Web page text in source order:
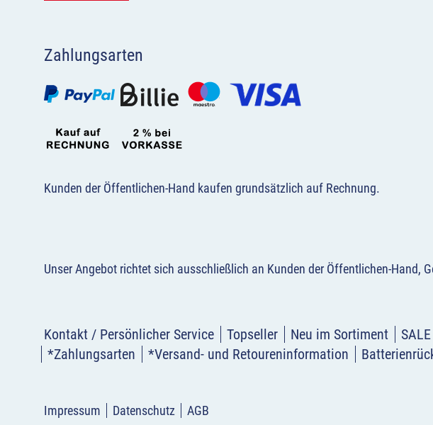
Zahlungsarten
Kunden der Öffentlichen-Hand kaufen grundsätzlich auf Rechnung.
Unser Angebot richtet sich ausschließlich an Kunden der Öffentlichen-Hand,
Kontakt / Persönlicher Service Topseller Neu im Sortiment SALE
*Zahlungsarten
*Versand- und Retoureninformation
Impressum Datenschutz AGB